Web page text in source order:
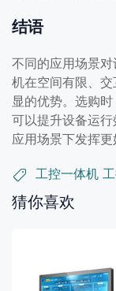
结语
不同的应用场景
机在空间有限、
显的优势。选购
可以提升设备运
应用场景下发挥更
工控一体机
猜你喜欢